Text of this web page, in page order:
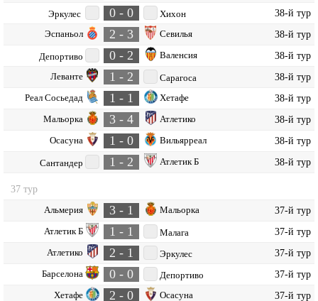
Эркулес 0 - 0 Хихон 38-й тур
Эспаньол 2 - 3 Севилья 38-й тур
Депортиво 0 - 2 Валенсия 38-й тур
Леванте 1 - 2 Сарагоса 38-й тур
Реал Сосьедад 1 - 1 Хетафе 38-й тур
Мальорка 3 - 4 Атлетико 38-й тур
Осасуна 1 - 0 Вильярреал 38-й тур
Сантандер 1 - 2 Атлетик Б 38-й тур
37 тур
Альмерия 3 - 1 Мальорка 37-й тур
Атлетик Б 1 - 1 Малага 37-й тур
Атлетико 2 - 1 Эркулес 37-й тур
Барселона 0 - 0 Депортиво 37-й тур
Хетафе 2 - 0 Осасуна 37-й тур